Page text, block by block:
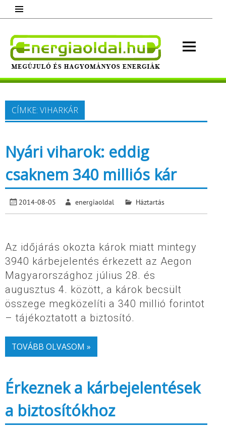
content
Megújuló és hagyományos energiák.
Minden, ami energia!
CÍMKE: VIHARKÁR
Nyári viharok: eddig
csaknem 340 milliós kár
2014-08-05 energiaoldal Háztartás
Az időjárás okozta károk miatt mintegy
3940 kárbejelentés érkezett az Aegon
Magyarországhoz július 28. és
augusztus 4. között, a károk becsült
összege megközelíti a 340 millió forintot
– tájékoztatott a biztosító.
TOVÁBB OLVASOM »
Érkeznek a kárbejelentések
a biztosítókhoz